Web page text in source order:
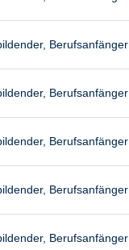
Berufsanfänger
Berufsanfänger
Berufsanfänger
Berufsanfänger
Berufsanfänger